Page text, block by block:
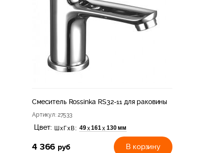
Смеситель Rossinka RS32-11 для раковины
Артикул: 27533
Цвет: ШхГхВ: 49х 161х 130 мм
4 366 руб В корзину